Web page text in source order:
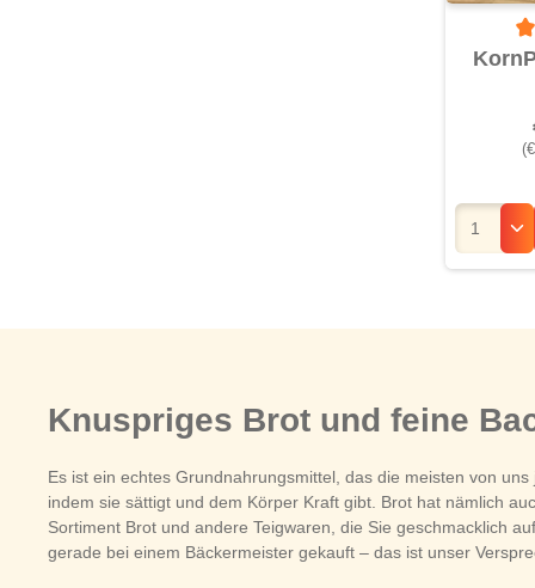
Knuspriges Brot und feine
Es ist ein echtes Grundnahrungsmittel, das die meisten von
indem sie sättigt und dem Körper Kraft gibt. Brot hat nämlich
Sortiment Brot und andere Teigwaren, die Sie geschmacklich
gerade bei einem Bäckermeister gekauft – das ist unser